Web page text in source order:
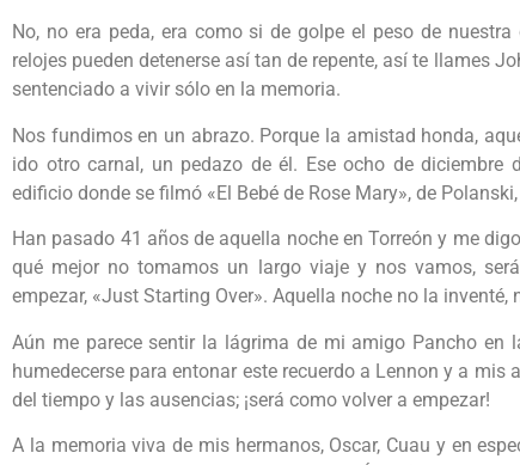
No, no era peda, era como si de golpe el peso de
relojes pueden detenerse así tan de repente, así te llames
sentenciado a vivir sólo en la memoria.
Nos fundimos en un abrazo. Porque la amistad honda,
ido otro carnal, un pedazo de él. Ese ocho de diciembre
edificio donde se filmó «El Bebé de Rose Mary», de
Han pasado 41 años de aquella noche en Torreón y me
qué mejor no tomamos un largo viaje y nos vamos,
empezar, «Just Starting Over». Aquella noche no la
Aún me parece sentir la lágrima de mi amigo Pancho
humedecerse para entonar este recuerdo a Lennon y a
del tiempo y las ausencias; ¡será como volver a empezar!
A la memoria viva de mis hermanos, Oscar, Cuau y en